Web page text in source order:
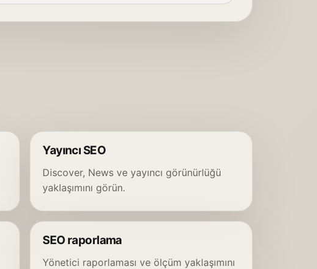
Yayıncı SEO
Discover, News ve yayıncı görünürlüğü
yaklaşımını görün.
SEO raporlama
Yönetici raporlaması ve ölçüm yaklaşımını